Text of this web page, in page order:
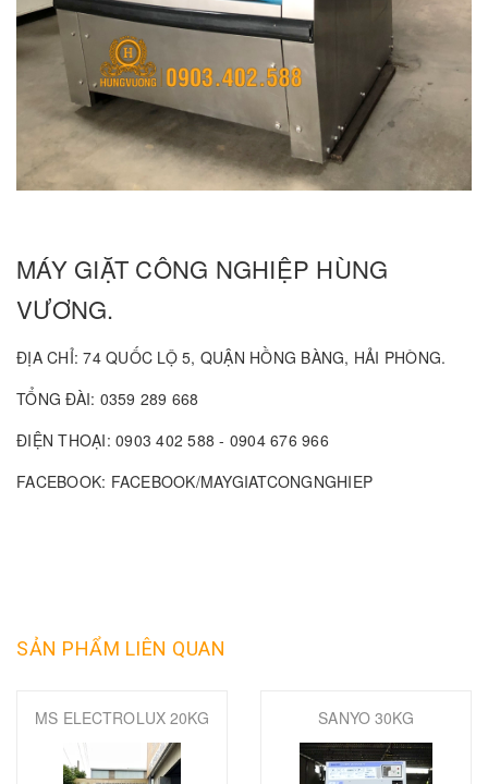
MÁY GIẶT CÔNG NGHIỆP HÙNG
VƯƠNG.
ĐỊA CHỈ: 74 QUỐC LỘ 5, QUẬN HỒNG BÀNG, HẢI PHÒNG.
TỔNG ĐÀI: 0359 289 668
ĐIỆN THOẠI: 0903 402 588 - 0904 676 966
FACEBOOK: FACEBOOK/MAYGIATCONGNGHIEP
SẢN PHẨM LIÊN QUAN
MS ELECTROLUX 20KG SANYO 30KG